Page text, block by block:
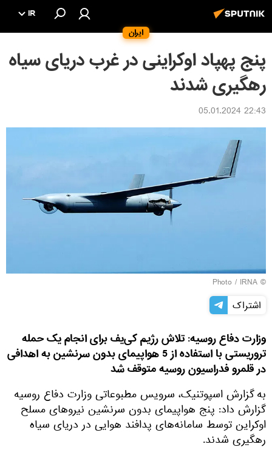
ایران
IR
پنج پهپاد اوکراینی در غرب دریای سیاه
رهگیری شدند
22:43 05.01.2024
© Photo /
IRNA
اشتراک
وزارت دفاع روسیه: تلاش رژیم کی‌یف برای انجام یک حمله
تروریستی با استفاده از 5 هواپیمای بدون سرنشین به اهدافی
در قلمرو فدراسیون روسیه متوقف شد
به گزارش اسپوتنیک، سرویس مطبوعاتی وزارت دفاع روسیه
گزارش داد: پنج هواپیمای بدون سرنشین نیروهای مسلح
اوکراین توسط سامانه‌های پدافند هوایی در دریای سیاه
رهگیری شدند.